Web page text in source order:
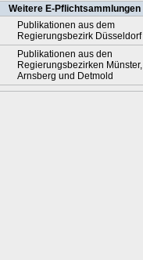
Weitere E-Pflichtsammlungen
Publikationen aus dem
Regierungsbezirk Düsseldorf
Publikationen aus den
Regierungsbezirken Münster,
Arnsberg und Detmold